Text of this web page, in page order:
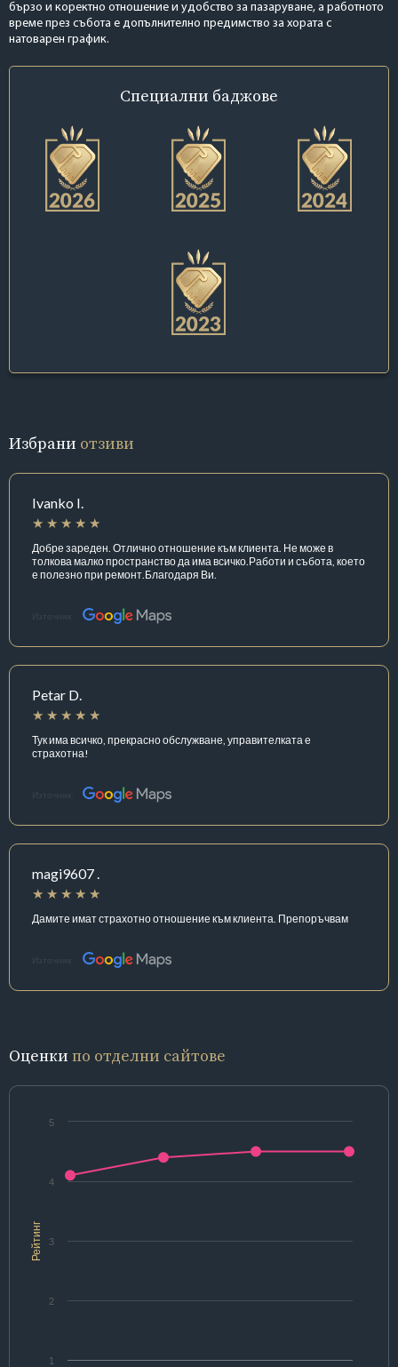
бързо и коректно отношение и удобство за пазаруване, а работното
време през събота е допълнително предимство за хората с
натоварен график.
Специални баджове
Избрани отзиви
Ivanko I.
Добре зареден. Отлично отношение към клиента. Не може в
толкова малко пространство да има всичко.Работи и събота, което
е полезно при ремонт.Благодаря Ви.
Източник:
Petar D.
Тук има всичко, прекрасно обслужване, управителката е
страхотна!
Източник:
magi9607 .
Дамите имат страхотно отношение към клиента. Препоръчвам
Източник:
Оценки по отделни сайтове
Рейтинг
1
2
3
4
5